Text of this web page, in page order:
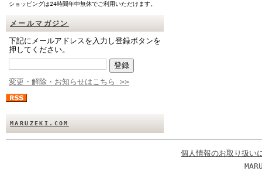
ショッピングは24時間年中無休でご利用いただけます。
メールマガジン
下記にメールアドレスを入力し登録ボタンを
押してください。
変更・解除・お知らせはこちら >>
MARUZEKI.COM
個人情報のお取り扱い